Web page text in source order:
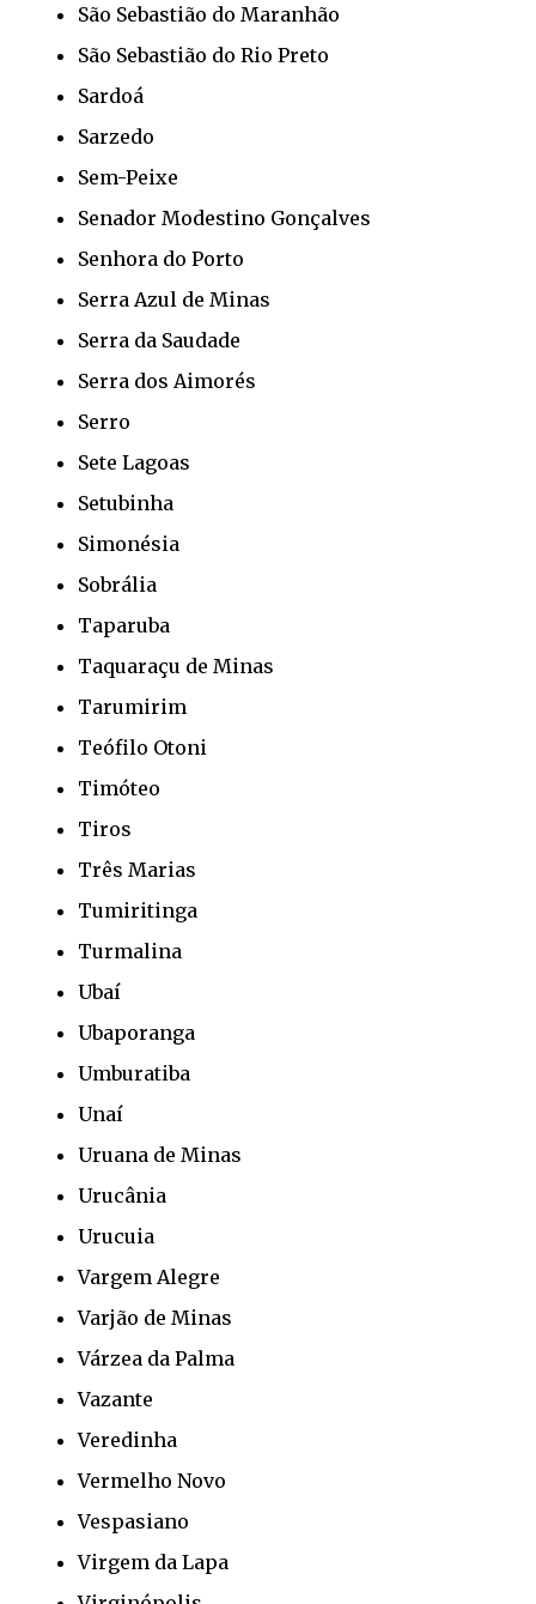
São Sebastião do Maranhão
São Sebastião do Rio Preto
Sardoá
Sarzedo
Sem-Peixe
Senador Modestino Gonçalves
Senhora do Porto
Serra Azul de Minas
Serra da Saudade
Serra dos Aimorés
Serro
Sete Lagoas
Setubinha
Simonésia
Sobrália
Taparuba
Taquaraçu de Minas
Tarumirim
Teófilo Otoni
Timóteo
Tiros
Três Marias
Tumiritinga
Turmalina
Ubaí
Ubaporanga
Umburatiba
Unaí
Uruana de Minas
Urucânia
Urucuia
Vargem Alegre
Varjão de Minas
Várzea da Palma
Vazante
Veredinha
Vermelho Novo
Vespasiano
Virgem da Lapa